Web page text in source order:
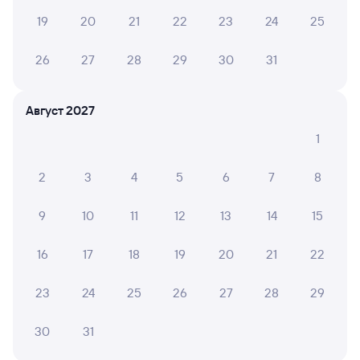
Купить билеты на поезд Клинцы
19 20 21 22 23 24 25
26 27 28 29 30 31
Август 2027
1
2 3 4 5 6 7 8
9 10 11 12 13 14 15
16 17 18 19 20 21 22
23 24 25 26 27 28 29
30 31